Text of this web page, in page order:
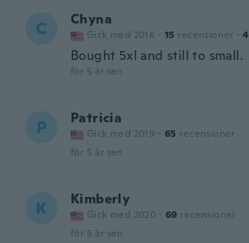
C Chyna
Gick med 2016 · 15 recensioner · 4
Bought 5xl and still to small.
för 5 år sen
P Patricia
Gick med 2019 · 65 recensioner
för 5 år sen
K Kimberly
Gick med 2020 · 69 recensioner
för 5 år sen